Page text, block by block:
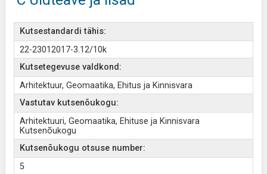
Kutsestandardi tähis:
22-23012017-3.12/10k
Kutsetegevuse valdkond:
Arhitektuur, Geomaatika, Ehitus ja Kinnisvara
Vastutav kutsenõukogu:
Arhitektuuri, Geomaatika, Ehituse ja Kinnisvara
Kutsenõukogu
Kutsenõukogu otsuse number:
5